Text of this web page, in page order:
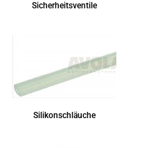
Sicherheitsventile
Silikonschläuche